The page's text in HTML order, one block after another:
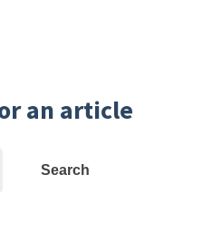
an article
Search